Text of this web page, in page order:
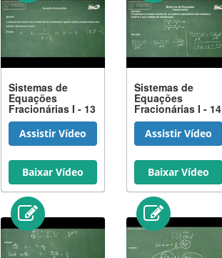
Sistemas de
Equações
Fracionárias I - 13
Assistir Vídeo
Baixar Vídeo
Sistemas de
Equações
Fracionárias I - 14
Assistir Vídeo
Baixar Vídeo